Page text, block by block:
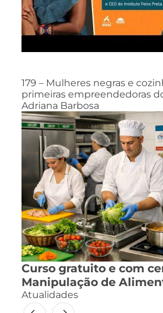
179 – Mulheres negras e
primeiras empreendedoras
Adriana Barbosa
Curso gratuito e com
Manipulação de
Atualidades